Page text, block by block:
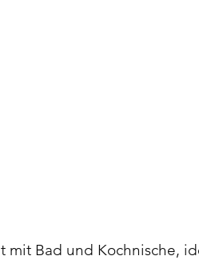
Bad und Kochnische,